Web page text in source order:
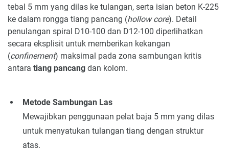
tebal 5 mm yang dilas ke tulangan, serta isian beton K-225
ke dalam rongga tiang pancang (hollow core). Detail
penulangan spiral D10-100 dan D12-100 diperlihatkan
secara eksplisit untuk memberikan kekangan
(confinement) maksimal pada zona sambungan kritis
antara tiang pancang dan kolom.
Metode Sambungan Las
Mewajibkan penggunaan pelat baja 5 mm yang dilas
untuk menyatukan tulangan tiang dengan struktur
atas.